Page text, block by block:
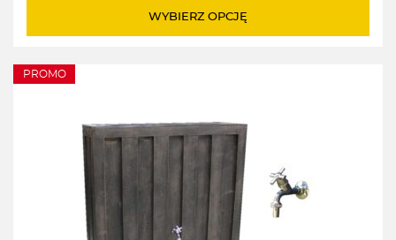
WYBIERZ OPCJĘ
PROMO